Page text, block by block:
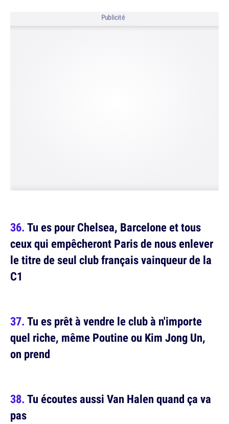
Publicité
Tu es pour Chelsea, Barcelone et tous
ceux qui empêcheront Paris de nous enlever
le titre de seul club français vainqueur de la
C1
Tu es prêt à vendre le club à n'importe
quel riche, même Poutine ou Kim Jong Un,
on prend
Tu écoutes aussi Van Halen quand ça va
pas